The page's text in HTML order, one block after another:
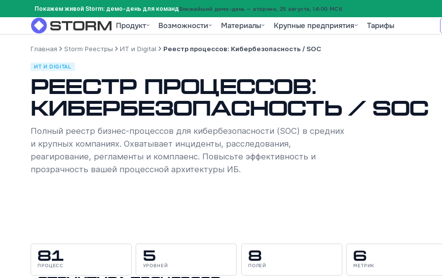
Покажем живой Storm: демо-день для командБлижайший демо-день — вторник, 25 августа, 14:00 МСК
Продукт Возможности Материалы Крупные предприятия Тарифы
Главная Storm Реестры ИТ и Digital Реестр процессов: Кибербезопасность / SOC
ИТ И DIGITAL
Реестр процессов:
Кибербезопасность / SOC
Полный реестр бизнес-процессов для кибербезопасности (SOC) в средних
и крупных компаниях. Охватывает инциденты, расследования,
реагирование, регламенты и комплаенс. Повысьте эффективность и
прозрачность вашей процессной архитектуры ИБ.
81
ПРОЦЕСС
5
УРОВНЕЙ
8
ПОЛЕЙ
6
МЕТРИК